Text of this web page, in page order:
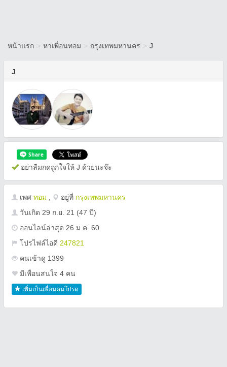
หน้าแรก > หาเพื่อนทอม > กรุงเทพมหานคร > J
J
อย่าลืมกดถูกใจให้ J ด้วยนะจ๊ะ
เพศ ทอม อยู่ที่ กรุงเทพมหานคร
วันเกิด 29 ก.ย. 21 (47 ปี)
ออนไลน์ล่าสุด 26 ม.ค. 60
โปรไฟล์ไอดี 247821
คนเข้าดู 1399
มีเพื่อนสนใจ 4 คน
เพิ่มเป็นเพื่อนคนโปรด